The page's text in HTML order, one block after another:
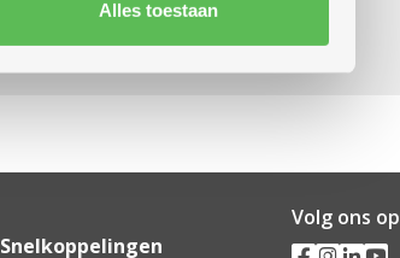
Alles toestaan
Snelkoppelingen
Volg ons op